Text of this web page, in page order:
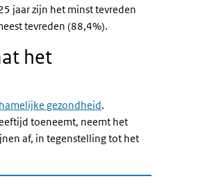
jaar zijn het minst tevreden
tevreden (88,4%).
het
gezondheid.
toeneemt, neemt het
af, in tegenstelling tot het